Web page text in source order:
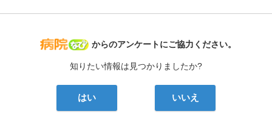
病院なび
からのアンケートにご協力ください。
知りたい情報は見つかりましたか?
はい いいえ